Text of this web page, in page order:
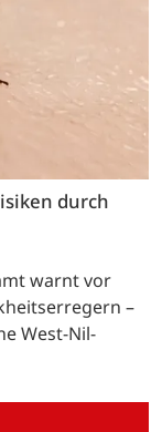
durch
warnt vor
–
West-Nil-